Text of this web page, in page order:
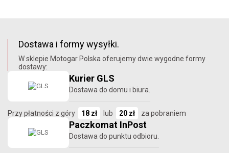
Dostawa i formy wysyłki.
W sklepie Motogar Polska oferujemy dwie wygodne formy
dostawy:
Kurier GLS
Dostawa do domu i biura.
Przy płatności z góry 18 zł lub 20 zł za pobraniem
Paczkomat InPost
Dostawa do punktu odbioru.